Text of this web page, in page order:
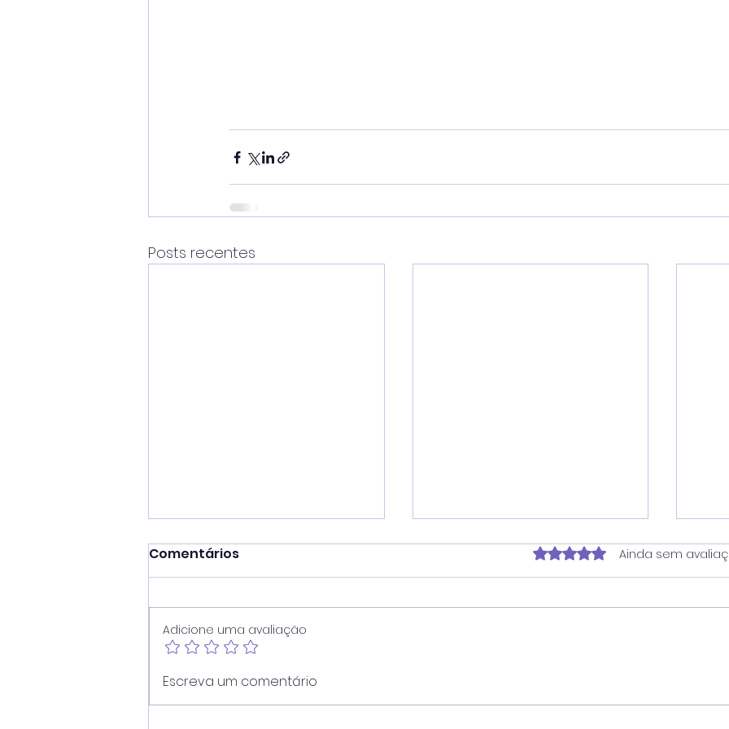
Posts recentes
Vereador Juninho Dias
propõe programa que
propõe ampliação do
Comentários Avaliado com 0 de 5
Ainda sem
Adicione uma avaliação
Escreva um comentário